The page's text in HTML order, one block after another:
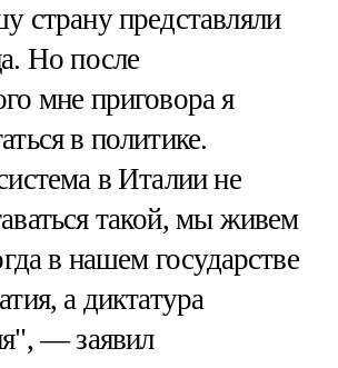
страну представляли
Но после
мне приговора я
в политике.
в Италии не
такой, мы живем
в нашем государстве
а диктатура
— заявил